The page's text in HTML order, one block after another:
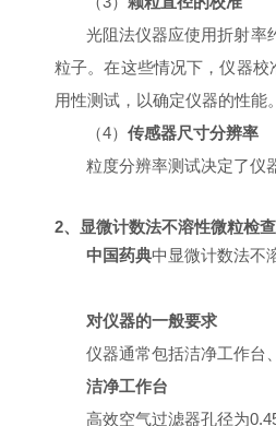
光阻法仪器应使用折射率
粒子。在这些情况下，仪器
用性测试，以确定仪器的性能。
（4） 传感器尺寸分辨率
粒度分辨率测试决定了仪
2、显微计数法不溶性微粒检
中国药典中显微计数法不
对仪器的一般要求
仪器通常包括洁净工作台、
洁净工作台
高效空气过滤器孔径为